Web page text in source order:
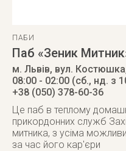
ПАБИ
Паб «Зеник
м. Львів, вул.
08:00 - 02:00 (сб., нд. з
+38 (050) 378-60-36
Це паб в теплому
прикордонних служб
митника, з усіма
за час його кар'єри